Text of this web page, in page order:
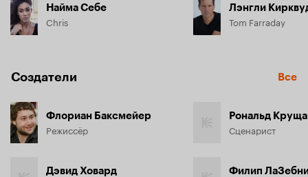
Найма Себе
Chris
Лэнгли
Tom Farraday
Создатели Все
Флориан Баксмейер
Режиссёр
Дэвид Ховард
Рональд
Сценарист
Филип